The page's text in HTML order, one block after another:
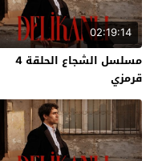
02:19:14
مسلسل الشجاع الحلقة 4
قرمزي